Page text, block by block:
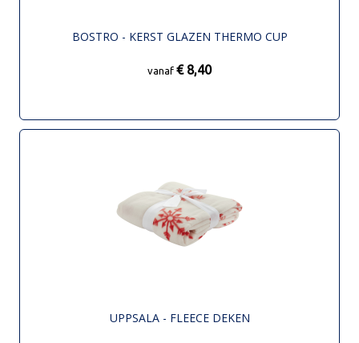
BOSTRO - KERST GLAZEN THERMO CUP
vanaf € 8,40
UPPSALA - FLEECE DEKEN